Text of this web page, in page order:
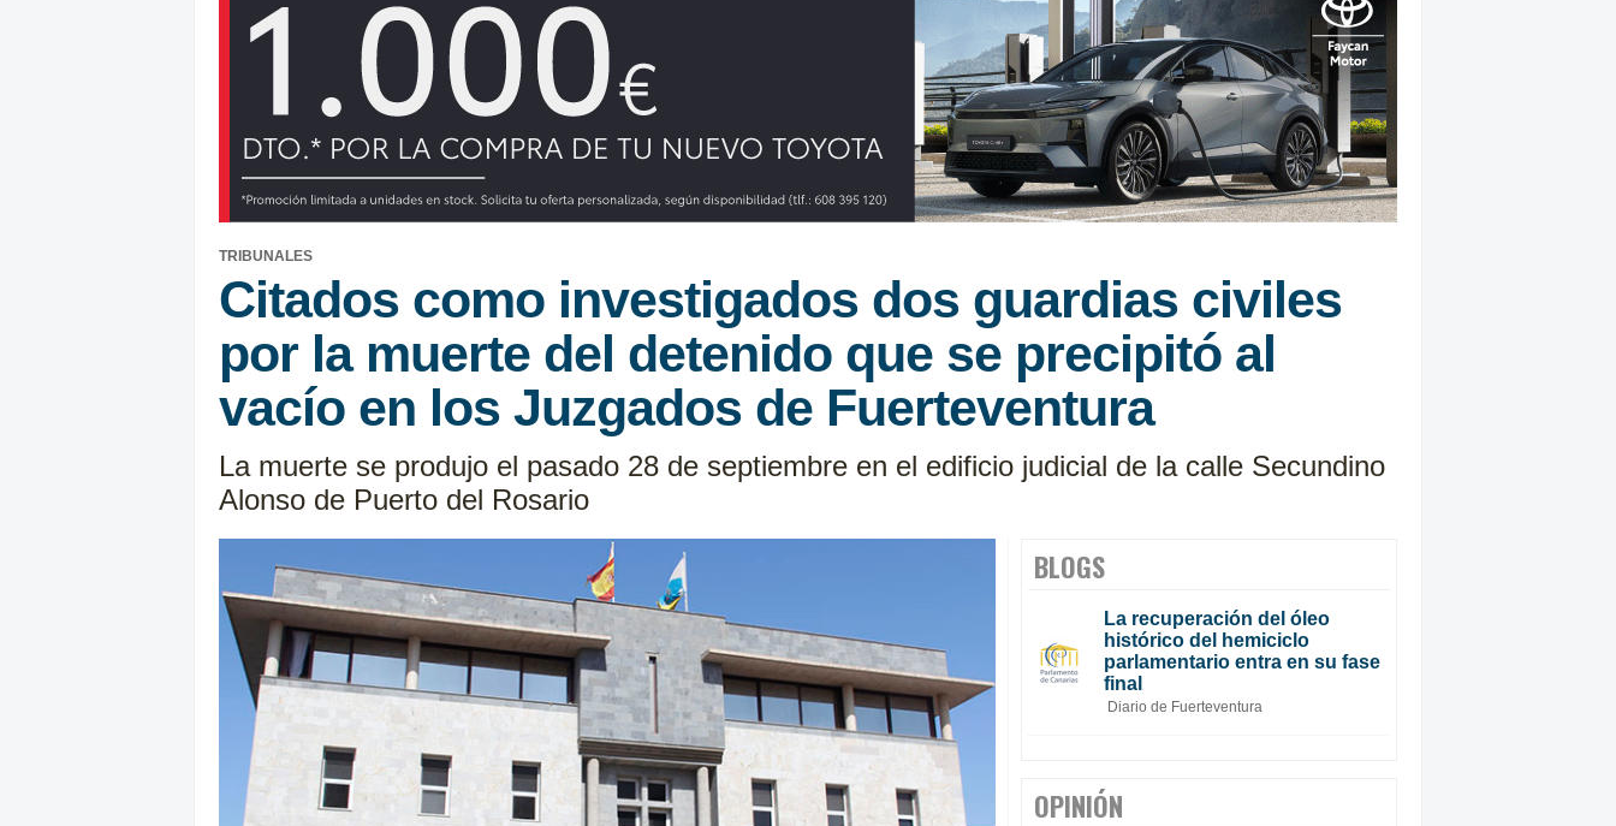
TRIBUNALES
Citados como investigados dos guardias civiles
por la muerte del detenido que se precipitó al
vacío en los Juzgados de Fuerteventura
La muerte se produjo el pasado 28 de septiembre en el edificio judicial de la calle Secundino
Alonso de Puerto del Rosario
BLOGS
La recuperación del óleo
histórico del hemiciclo
parlamentario entra en su fase
final
Diario de Fuerteventura
OPINIÓN